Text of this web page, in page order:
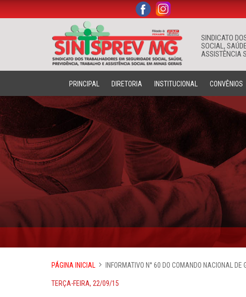
SINDICATO
SOCIAL,
ASSISTÊNCIA
. .
PRINCIPAL DIRETORIA INSTITUCIONAL CONVÊNIOS
PÁGINA INICIAL INFORMATIVO N° 60 DO COMANDO NACIONAL DE
TERÇA-FEIRA, 22/09/15